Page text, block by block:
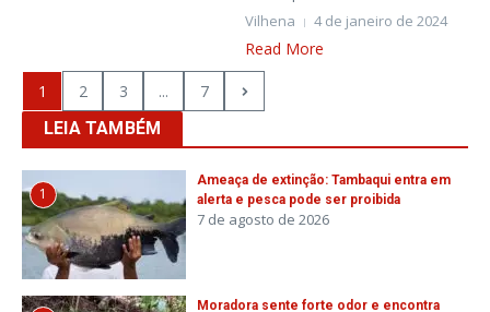
Vilhena 4 de janeiro de 2024
Read More
1 2 3 ...
7
LEIA TAMBÉM
1
Ameaça de extinção: Tambaqui entra em
alerta e pesca pode ser proibida
7 de agosto de 2026
Moradora sente forte odor e encontra